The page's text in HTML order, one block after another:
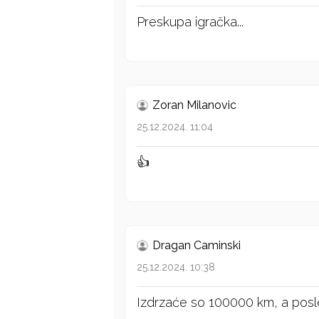
Preskupa igračka...
Zoran Milanovic
25.12.2024. 11:04
👍
Dragan Caminski
25.12.2024. 10:38
Izdrzaće so 100000 km, a